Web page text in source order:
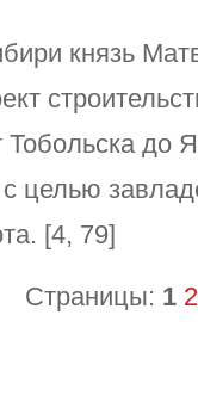
князь
до
с целью
[4, 79]
Страницы: 1 2